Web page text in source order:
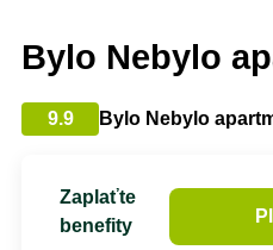
Bylo Nebylo
9.9 Bylo Nebylo
Zaplaťte
benefity